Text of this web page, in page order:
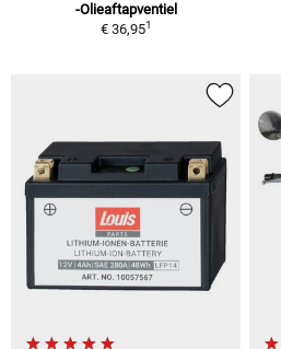
-Olieaftapventiel
€ 36,951